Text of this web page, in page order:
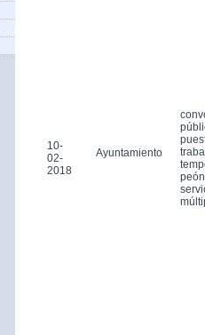
10-
02-
2018
Ayuntamiento